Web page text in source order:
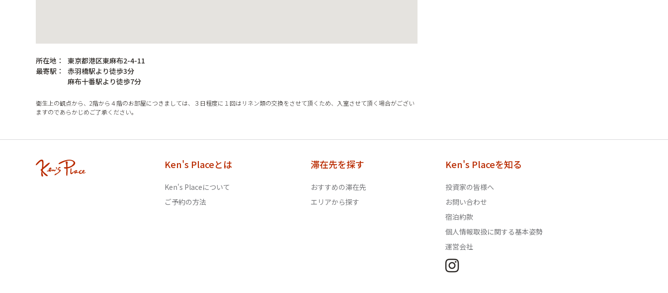
所在地：
東京都港区東麻布2-4-11
最寄駅：
赤羽橋駅より徒歩3分
麻布十番駅より徒歩7分
衛生上の観点から、2階から４階のお部屋につきましては、３日程度に１回はリネン類の交換をさせて頂くため、入室させて頂く場合がござい
ますのであらかじめご了承ください。
Ken's Placeとは
Ken's Placeについて
ご予約の方法
滞在先を探す
おすすめの滞在先
エリアから探す
Ken's Placeを知る
投資家の皆様へ
お問い合わせ
宿泊約款
個人情報取扱に関する基本姿勢
運営会社